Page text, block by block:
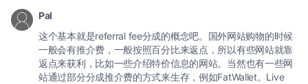
Pal
这个基本就是referral fee分成的概念吧。国外网站购物的时候
一般会有推介费，一般按照百分比来返点，所以有些网站就靠
返点来获利，比如一些介绍特价信息的网站。当然也有一些网
站通过部分分成推介费的方式来生存，例如FatWallet。Live